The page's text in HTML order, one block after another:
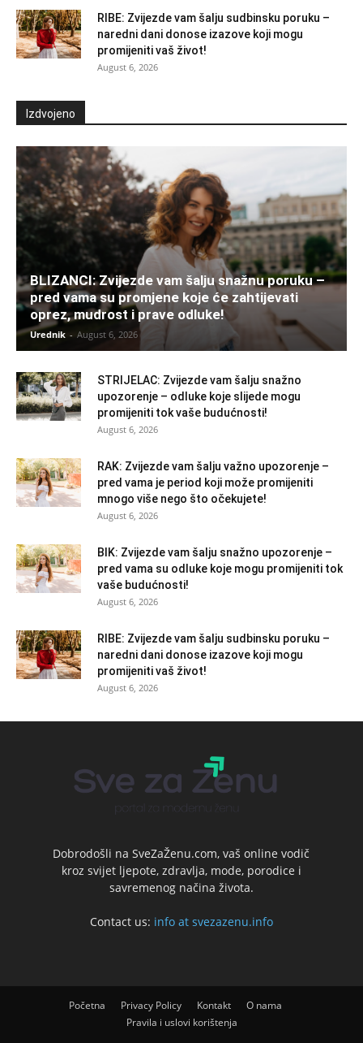
RIBE: Zvijezde vam šalju sudbinsku poruku –
naredni dani donose izazove koji mogu
promijeniti vaš život!
August 6, 2026
Izdvojeno
BLIZANCI: Zvijezde vam šalju snažnu poruku –
pred vama su promjene koje će zahtijevati
oprez, mudrost i prave odluke!
Urednik - August 6, 2026
STRIJELAC: Zvijezde vam šalju snažno
upozorenje – odluke koje slijede mogu
promijeniti tok vaše budućnosti!
August 6, 2026
RAK: Zvijezde vam šalju važno upozorenje –
pred vama je period koji može promijeniti
mnogo više nego što očekujete!
August 6, 2026
BIK: Zvijezde vam šalju snažno upozorenje –
pred vama su odluke koje mogu promijeniti tok
vaše budućnosti!
August 6, 2026
RIBE: Zvijezde vam šalju sudbinsku poruku –
naredni dani donose izazove koji mogu
promijeniti vaš život!
August 6, 2026
Dobrodošli na SveZaŽenu.com, vaš online vodič
kroz svijet ljepote, zdravlja, mode, porodice i
savremenog načina života.
Contact us: info at svezazenu.info
Početna Privacy Policy Kontakt
O nama
Pravila i uslovi korištenja